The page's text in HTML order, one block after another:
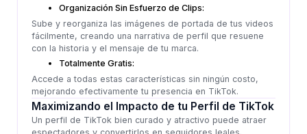
Organización Sin Esfuerzo de Clips:
Sube y reorganiza las imágenes de portada de tus videos
fácilmente, creando una narrativa de perfil que resuene
con la historia y el mensaje de tu marca.
Totalmente Gratis:
Accede a todas estas características sin ningún costo,
mejorando efectivamente tu presencia en TikTok.
Maximizando el Impacto de tu Perfil de TikTok
Un perfil de TikTok bien curado y atractivo puede atraer